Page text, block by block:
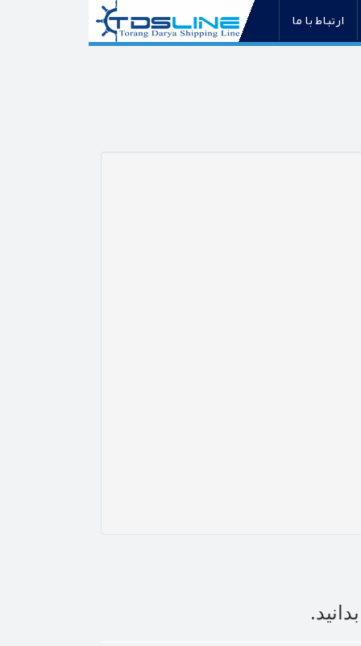
ارتباط با ما